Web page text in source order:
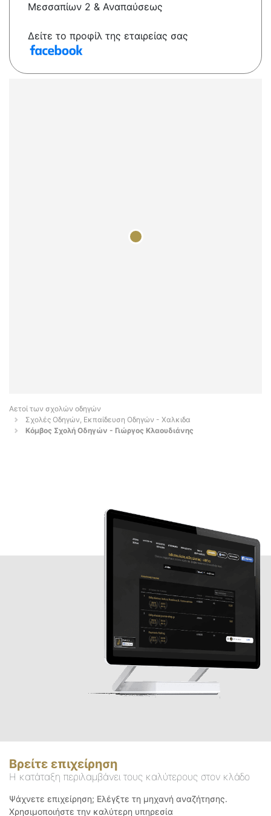
Μεσσαπίων 2 & Αναπαύσεως
Δείτε το προφίλ της εταιρείας σας
Αετοί των σχολών οδηγών
Σχολές Οδηγών, Εκπαίδευση Οδηγών - Χαλκιδα
Κόμβος Σχολή Οδηγών - Γιώργος Κλαουδιάνης
Βρείτε επιχείρηση
Η κατάταξη περιλαμβάνει τους καλύτερους στον κλάδο
Ψάχνετε επιχείρηση; Ελέγξτε τη μηχανή αναζήτησης.
Χρησιμοποιήστε την καλύτερη υπηρεσία